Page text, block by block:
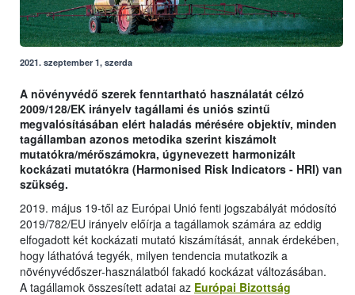
2021. szeptember 1, szerda
A növényvédő szerek fenntartható használatát célzó
2009/128/EK irányelv tagállami és uniós szintű
megvalósításában elért haladás mérésére objektív, minden
tagállamban azonos metodika szerint kiszámolt
mutatókra/mérőszámokra, úgynevezett harmonizált
kockázati mutatókra (Harmonised Risk Indicators - HRI) van
szükség.
2019. május 19-től az Európai Unió fenti jogszabályát módosító
2019/782/EU irányelv előírja a tagállamok számára az eddig
elfogadott két kockázati mutató kiszámítását, annak érdekében,
hogy láthatóvá tegyék, milyen tendencia mutatkozik a
növényvédőszer-használatból fakadó kockázat változásában.
A tagállamok összesített adatai az Európai Bizottság